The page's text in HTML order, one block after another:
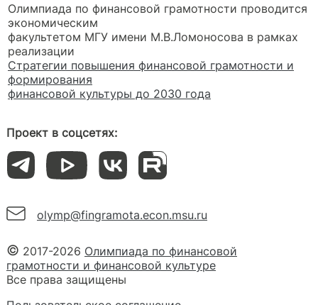
Олимпиада по финансовой грамотности проводится
экономическим
факультетом МГУ имени М.В.Ломоносова в рамках
реализации
Стратегии повышения финансовой грамотности и
формирования
финансовой культуры до 2030 года
Проект в соцсетях:
olymp@fingramota.econ.msu.ru
2017-2026 Олимпиада по финансовой
грамотности и финансовой культуре
Все права защищены